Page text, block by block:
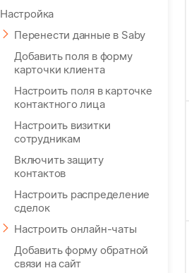
Настройка
Перенести данные в Saby
Добавить поля в форму
карточки клиента
Настроить поля в карточке
контактного лица
Настроить визитки
сотрудникам
Включить защиту
контактов
Настроить распределение
сделок
Настроить онлайн-чаты
Добавить форму обратной
связи на сайт